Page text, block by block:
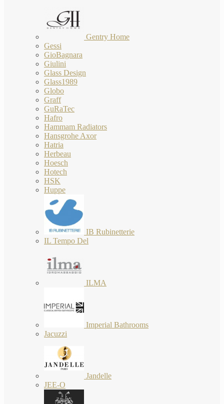
Gentry Home
Gessi
GioBagnara
Giulini
Glass Design
Glass1989
Globo
Graff
GuRaTec
Hafro
Hammam Radiators
Hansgrohe Axor
Hatria
Herbeau
Hoesch
Hotech
HSK
Huppe
IB Rubinetterie
IL Tempo Del
ILMA
Imperial Bathrooms
Jacuzzi
Jandelle
JEE-O